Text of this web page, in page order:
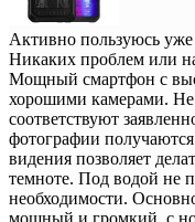
Активно пользуюсь
Никаких проблем или
Мощный смартфон с
хорошими камерами. Не
соответствуют
фотографии
видения позволяет
темноте. Под водой не
необходимости.